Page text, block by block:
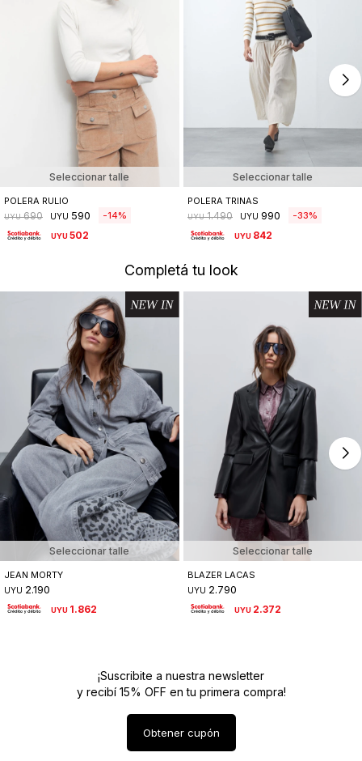
Seleccionar talle
POLERA RULIO
UYU 690 UYU 590 14
UYU502
Seleccionar talle
POLERA TRINAS
UYU 1.490 UYU 990 33
UYU 842
Completá tu look
Seleccionar talle
JEAN MORTY
UYU 2.190
UYU 1.862
Seleccionar talle
BLAZER LACAS
UYU 2.790
UYU 2.372
¡Suscribite a nuestra newsletter
y recibí 15% OFF en tu primera compra!
Obtener cupón